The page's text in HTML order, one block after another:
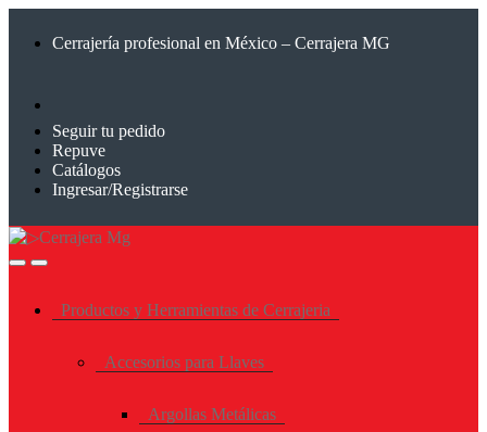
Cerrajería profesional en México – Cerrajera MG
Seguir tu pedido
Repuve
Catálogos
Ingresar/Registrarse
Productos y Herramientas de Cerrajeria
Accesorios para Llaves
Argollas Metálicas